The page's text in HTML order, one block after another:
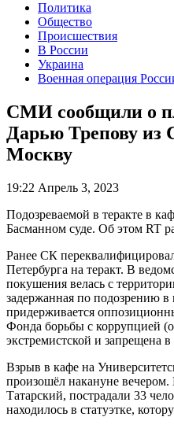
Политика
Общество
Происшествия
В России
Украина
Военная операция
СМИ сообщили о
Дарью Трепову из
Москву
19:22 Апрель 3, 2023
Подозреваемой в теракте в
Басманном суде. Об этом RT
Ранее СК
Петербурга на теракт. В
покушения велась с
задержанная по подозрению в
придерживается
Фонда борьбы с коррупцией
экстремистской и запрещена
Взрыв в кафе на
произошёл накануне
Татарский, пострадали 33
находилось в статуэтке,